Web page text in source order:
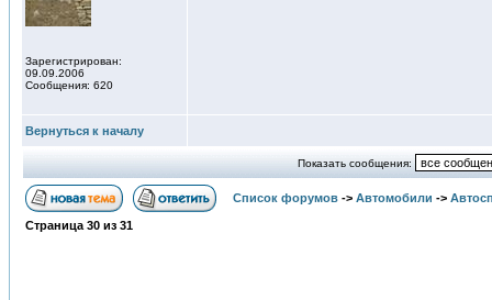
Зарегистрирован:
09.09.2006
Сообщения: 620
Вернуться к началу
Показать сообщения:
Список форумов -> Автомобили ->
Страница 30 из 31